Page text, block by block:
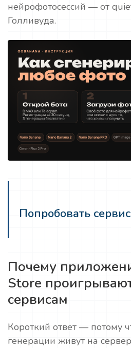
нейрофотосессий — от
Голливуда.
Попробовать
Почему
Store
сервисам
Короткий ответ — потому
генерации живут на